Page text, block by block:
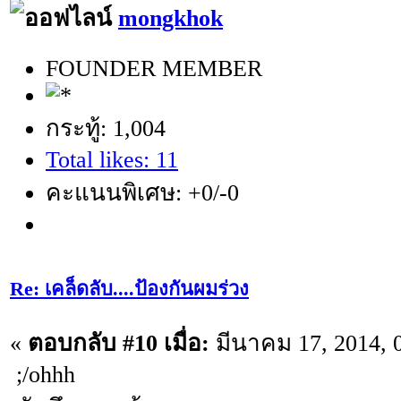
mongkhok
FOUNDER MEMBER
กระทู้: 1,004
Total likes: 11
คะแนนพิเศษ: +0/-0
Re: เคล็ดลับ....ป้องกันผมร่วง
« ตอบกลับ #10 เมื่อ: มีนาคม 17, 2014,
;/ohhh